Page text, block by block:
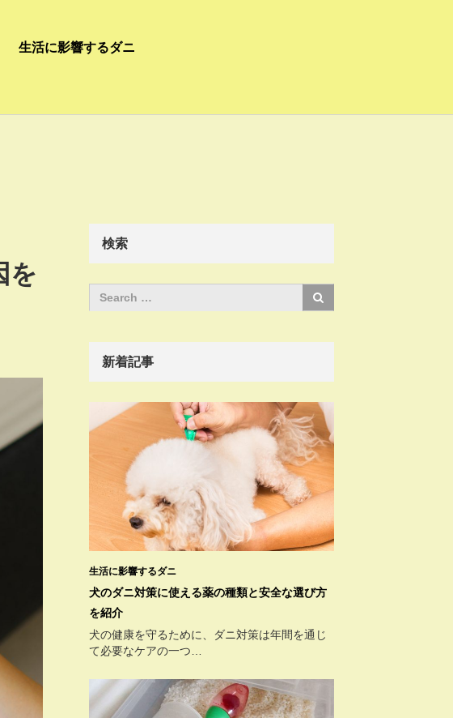
生活に影響するダニ
を
検索
新着記事
生活に影響するダニ
犬のダニ対策に使える薬の種類と安全な選び方
を紹介
犬の健康を守るために、ダニ対策は年間を通じ
て必要なケアの一つ…